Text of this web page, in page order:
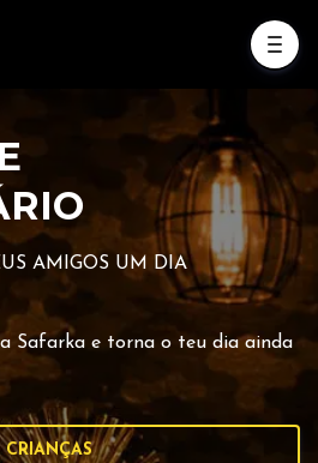
AMIGOS UM DIA
Safarka e torna o teu dia ainda
CRIANÇAS